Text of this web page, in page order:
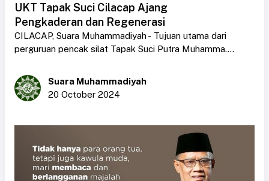
UKT Tapak Suci Cilacap Ajang
Pengkaderan dan Regenerasi
CILACAP, Suara Muhammadiyah - Tujuan utama dari
perguruan pencak silat Tapak Suci Putra Muhamma....
Suara Muhammadiyah
20 October 2024